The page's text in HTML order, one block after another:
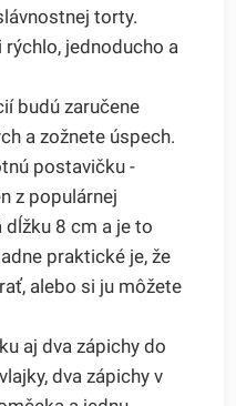
torty.
jednoducho a
budú zaručene
a zožnete úspech.
postavičku -
z populárnej
dĺžku 8 cm a je to
praktické je, že
alebo si ju môžete
aj dva zápichy do
dva zápichy v